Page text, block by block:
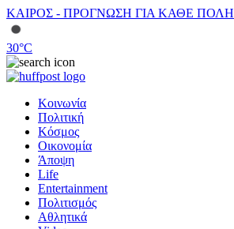
ΚΑΙΡΟΣ - ΠΡΟΓΝΩΣΗ ΓΙΑ ΚΑΘΕ ΠΟΛΗ
30°C
Κοινωνία
Πολιτική
Κόσμος
Οικονομία
Άποψη
Life
Entertainment
Πολιτισμός
Αθλητικά